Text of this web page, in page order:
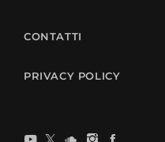
CONTATTI
PRIVACY POLICY